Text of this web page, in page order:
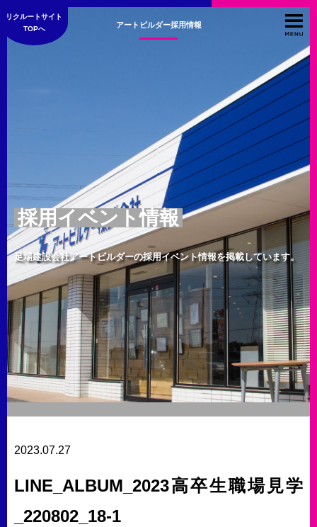
リクルートサイト
TOPへ
アートビルダー採用情報
採用イベント情報
足場建設会社アートビルダーの採用イベント情報を掲載しています。
2023.07.27
LINE_ALBUM_2023高卒生職場見学
_220802_18-1